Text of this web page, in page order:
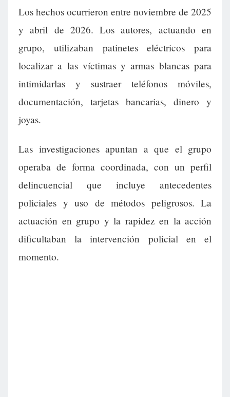
Los hechos ocurrieron entre noviembre de 2025
y abril de 2026. Los autores, actuando en
grupo, utilizaban patinetes eléctricos para
localizar a las víctimas y armas blancas para
intimidarlas y sustraer teléfonos móviles,
documentación, tarjetas bancarias, dinero y
joyas.
Las investigaciones apuntan a que el grupo
operaba de forma coordinada, con un perfil
delincuencial que incluye antecedentes
policiales y uso de métodos peligrosos. La
actuación en grupo y la rapidez en la acción
dificultaban la intervención policial en el
momento.